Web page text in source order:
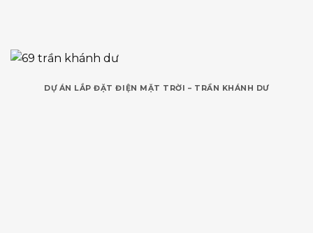
DỰ ÁN LẮP ĐẶT ĐIỆN MẶT TRỜI – TRẦN KHÁNH DƯ